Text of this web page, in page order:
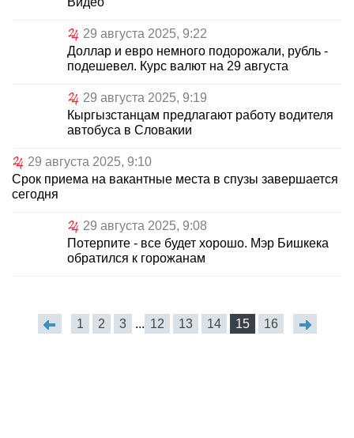
29 августа 2025, 9:22
Доллар и евро немного подорожали, рубль -
подешевел. Курс валют на 29 августа
29 августа 2025, 9:19
Кыргызстанцам предлагают работу водителя
автобуса в Словакии
29 августа 2025, 9:10
Срок приема на вакантные места в спузы завершается
сегодня
29 августа 2025, 9:08
Потерпите - все будет хорошо. Мэр Бишкека
обратился к горожанам
1 2 3 ... 12 13 14 15 16